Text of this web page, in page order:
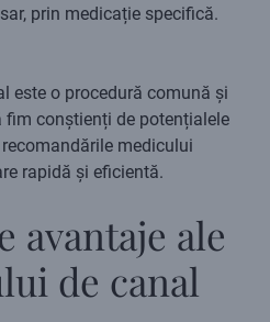
prin medicație specifică.
este o procedură comună și
fim conștienți de potențialele
medicului
rapidă și eficientă.
avantaje ale
de canal